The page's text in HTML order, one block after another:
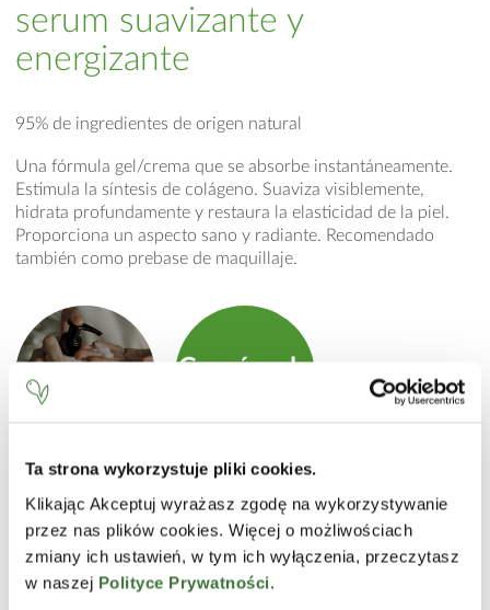
Ta strona wykorzystuje pliki cookies.
Klikając Akceptuj wyrażasz zgodę na wykorzystywanie
przez nas plików cookies. Więcej o możliwościach
zmiany ich ustawień, w tym ich wyłączenia, przeczytasz
w naszej Polityce Prywatności.
serum suavizante y
energizante
95% de ingredientes de origen natural
Una fórmula gel/crema que se absorbe instantáneamente.
Estimula la síntesis de colágeno. Suaviza visiblemente,
hidrata profundamente y restaura la elasticidad de la piel.
Proporciona un aspecto sano y radiante. Recomendado
también como prebase de maquillaje.
product.label.guide
Consíguelo
Aplicar uniformemente sobre el rostro, cuello y escote.
Masajear suavemente. Evitar el contorno de ojos.
Recomendado para día y noche.